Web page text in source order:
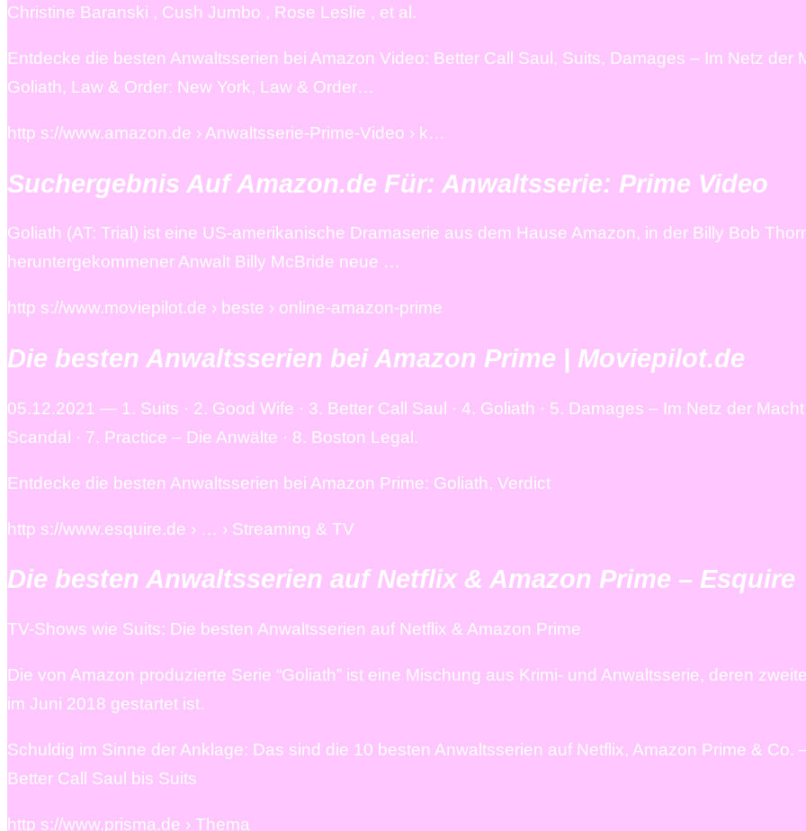
Christine Baranski , Cush Jumbo , Rose Leslie , et al.
Entdecke die besten Anwaltsserien bei Amazon Video: Better Call Saul, Suits, Damages – Im Netz der
Goliath, Law & Order: New York, Law & Order…
http s://www.amazon.de › Anwaltsserie-Prime-Video › k…
Suchergebnis Auf Amazon.de Für: Anwaltsserie: Prime Video
Goliath (AT: Trial) ist eine US-amerikanische Dramaserie aus dem Hause Amazon, in der Billy Bob
heruntergekommener Anwalt Billy McBride neue …
http s://www.moviepilot.de › beste › online-amazon-prime
Die besten Anwaltsserien bei Amazon Prime | Moviepilot.de
05.12.2021 — 1. Suits · 2. Good Wife · 3. Better Call Saul · 4. Goliath · 5. Damages – Im Netz der Macht
Scandal · 7. Practice – Die Anwälte · 8. Boston Legal.
Entdecke die besten Anwaltsserien bei Amazon Prime: Goliath, Verdict
http s://www.esquire.de › … › Streaming & TV
Die besten Anwaltsserien auf Netflix & Amazon Prime – Esquire
TV-Shows wie Suits: Die besten Anwaltsserien auf Netflix & Amazon Prime
Die von Amazon produzierte Serie “Goliath” ist eine Mischung aus Krimi- und Anwaltsserie, deren
im Juni 2018 gestartet ist.
Schuldig im Sinne der Anklage: Das sind die 10 besten Anwaltsserien auf Netflix, Amazon Prime & Co.
Better Call Saul bis Suits
http s://www.prisma.de › Thema